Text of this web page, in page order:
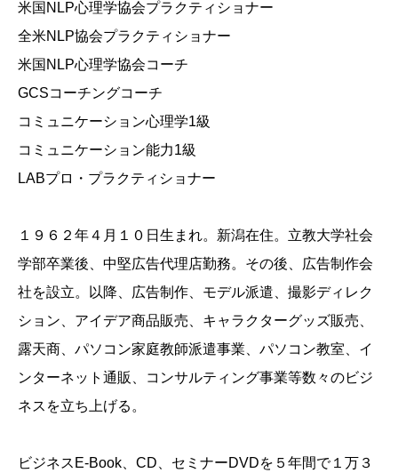
米国NLP心理学協会プラクティショナー
全米NLP協会プラクティショナー
米国NLP心理学協会コーチ
GCSコーチングコーチ
コミュニケーション心理学1級
コミュニケーション能力1級
LABプロ・プラクティショナー
１９６２年４月１０日生まれ。新潟在住。立教大学社会
学部卒業後、中堅広告代理店勤務。その後、広告制作会
社を設立。以降、広告制作、モデル派遣、撮影ディレク
ション、アイデア商品販売、キャラクターグッズ販売、
露天商、パソコン家庭教師派遣事業、パソコン教室、イ
ンターネット通販、コンサルティング事業等数々のビジ
ネスを立ち上げる。
ビジネスE-Book、CD、セミナーDVDを５年間で１万３